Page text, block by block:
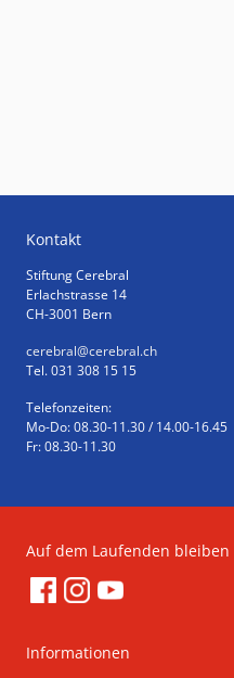
Kontakt
Stiftung Cerebral
Erlachstrasse 14
CH-3001 Bern
cerebral@cerebral.ch
Tel. 031 308 15 15
Telefonzeiten:
Mo-Do: 08.30-11.30 / 14.00-16.45
Fr: 08.30-11.30
Auf dem Laufenden bleiben
Informationen